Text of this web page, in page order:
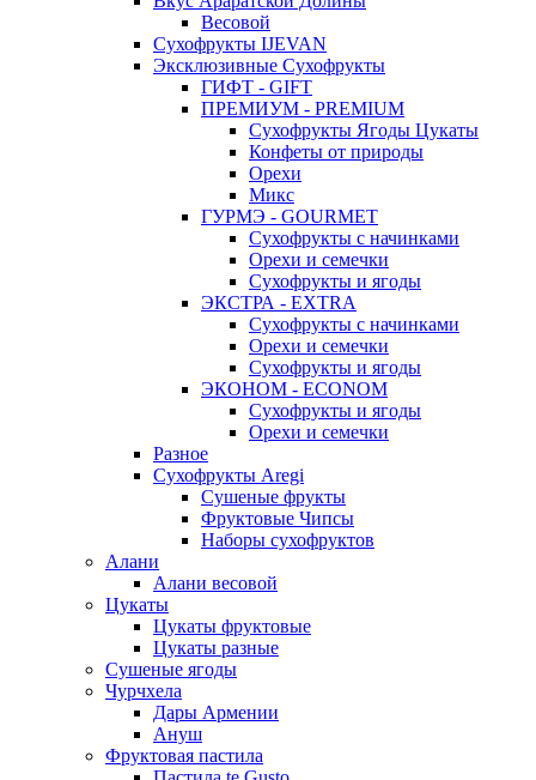
Весовой
Сухофрукты IJEVAN
Эксклюзивные Сухофрукты
ГИФТ - GIFT
ПРЕМИУМ - PREMIUM
Сухофрукты Ягоды Цукаты
Конфеты от природы
Орехи
Микс
ГУРМЭ - GOURMET
Сухофрукты с начинками
Орехи и семечки
Сухофрукты и ягоды
ЭКСТРА - EXTRA
Сухофрукты с начинками
Орехи и семечки
Сухофрукты и ягоды
ЭКОНОМ - ECONOM
Сухофрукты и ягоды
Орехи и семечки
Разное
Сухофрукты Aregi
Сушеные фрукты
Фруктовые Чипсы
Наборы сухофруктов
Алани
Алани весовой
Цукаты
Цукаты фруктовые
Цукаты разные
Сушеные ягоды
Чурчхела
Дары Армении
Ануш
Фруктовая пастила